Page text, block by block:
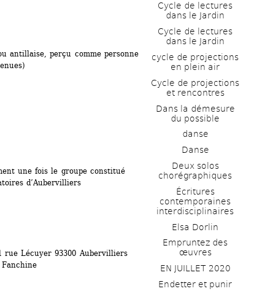
antillaise, perçu comme personne
une fois le groupe constitué
d’Aubervilliers
rue Lécuyer 93300 Aubervilliers
Cycle de lectures
dans le Jardin
Cycle de lectures
dans le Jardin
cycle de projections
en plein air
Cycle de projections
et rencontres
Dans la démesure
du possible
danse
Danse
Deux solos
chorégraphiques
Écritures
contemporaines
interdisciplinaires
Elsa Dorlin
Empruntez des
œuvres
EN JUILLET 2020
Endetter et punir